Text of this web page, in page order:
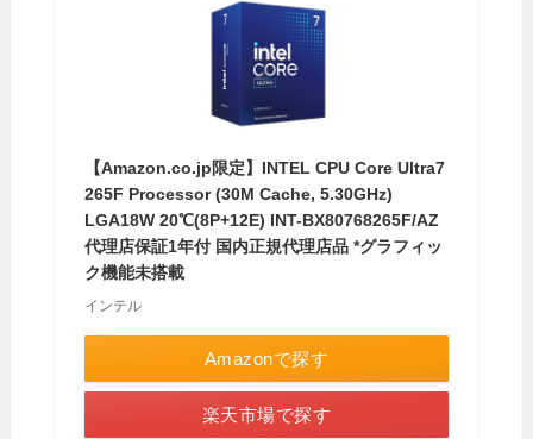
【Amazon.co.jp限定】INTEL CPU Core Ultra7
265F Processor (30M Cache, 5.30GHz)
LGA18W 20℃(8P+12E) INT-BX80768265F/AZ
代理店保証1年付 国内正規代理店品 *グラフィッ
ク機能未搭載
インテル
Amazonで探す
楽天市場で探す